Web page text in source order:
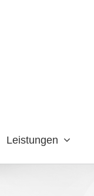
Leistungen